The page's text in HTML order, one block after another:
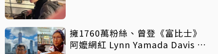
擁1760萬粉絲、曾登《富比士》
阿嬤網紅 Lynn Yamada Davis 驚